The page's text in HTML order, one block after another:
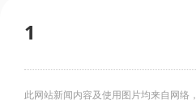
1
此网站新闻内容及使用图片均来自网络